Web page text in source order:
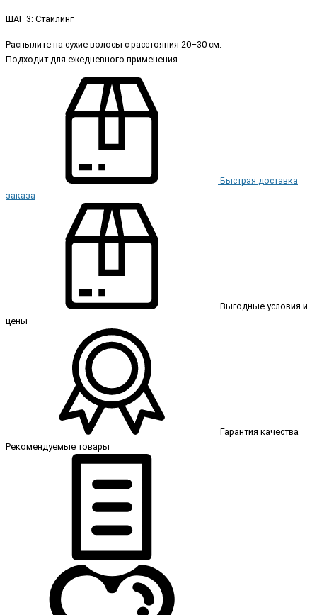
ШАГ 3: Стайлинг
Распылите на сухие волосы с расстояния 20–30 см.
Подходит для ежедневного применения.
Быстрая доставка
заказа
Выгодные условия и
цены
Гарантия качества
Рекомендуемые товары